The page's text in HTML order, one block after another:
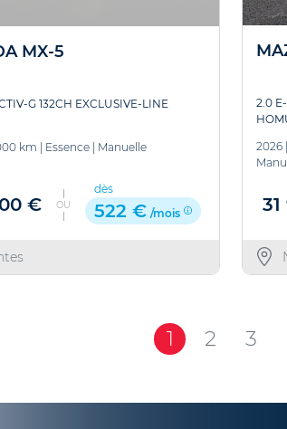
MX-5
G 132CH EXCLUSIVE-LINE
km | Essence| Manuelle
€ OU
dès
522 € /mois
2.0
2026
1 2 3